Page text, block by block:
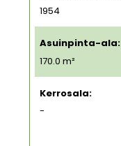
1954
Asuinpinta-ala:
170.0 m²
Kerrosala:
-